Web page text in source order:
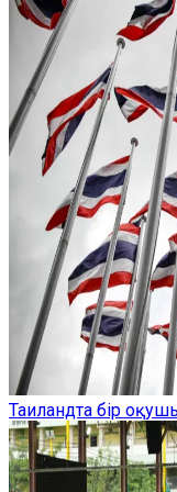
Таиландта бір